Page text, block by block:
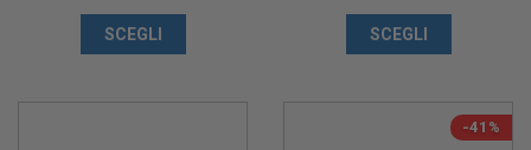
SCEGLI SCEGLI
-41%